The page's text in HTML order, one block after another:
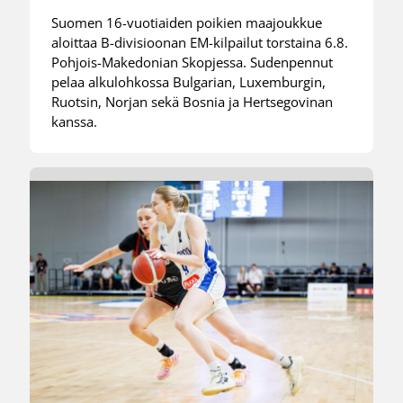
Suomen 16-vuotiaiden poikien maajoukkue
aloittaa B-divisioonan EM-kilpailut torstaina 6.8.
Pohjois-Makedonian Skopjessa. Sudenpennut
pelaa alkulohkossa Bulgarian, Luxemburgin,
Ruotsin, Norjan sekä Bosnia ja Hertsegovinan
kanssa.